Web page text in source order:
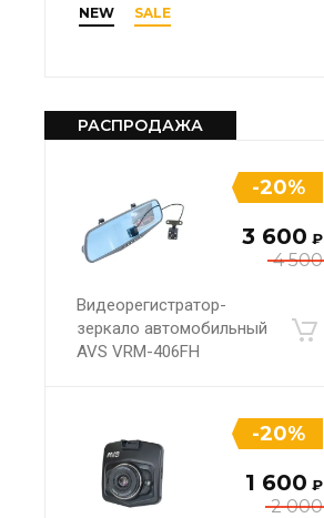
NEW SALE
РАСПРОДАЖА
4 500
3 600 ₽
Видеорегистратор-
зеркало автомобильный
AVS VRM-406FH
-20%
2 000
1 600 ₽
-20%